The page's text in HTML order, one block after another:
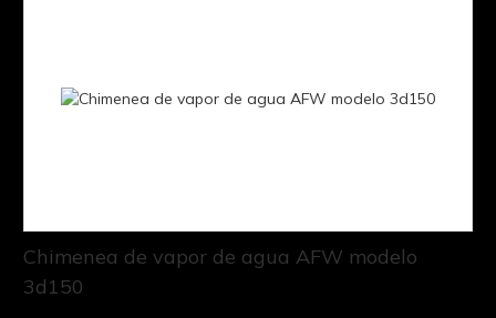
Chimenea de vapor de agua AFW modelo
3d150